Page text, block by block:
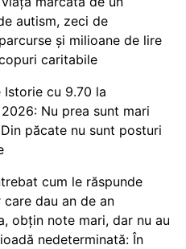
autism, zeci de
și milioane de lire
caritabile
Istorie cu 9.70 la
Nu prea sunt mari
păcate nu sunt posturi
cum le răspunde
dau an de an
obțin note mari, dar nu au
nedeterminată: În